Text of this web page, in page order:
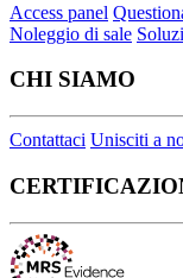
Access panel
Noleggio di sale
CHI SIAMO
Contattaci Unisciti a